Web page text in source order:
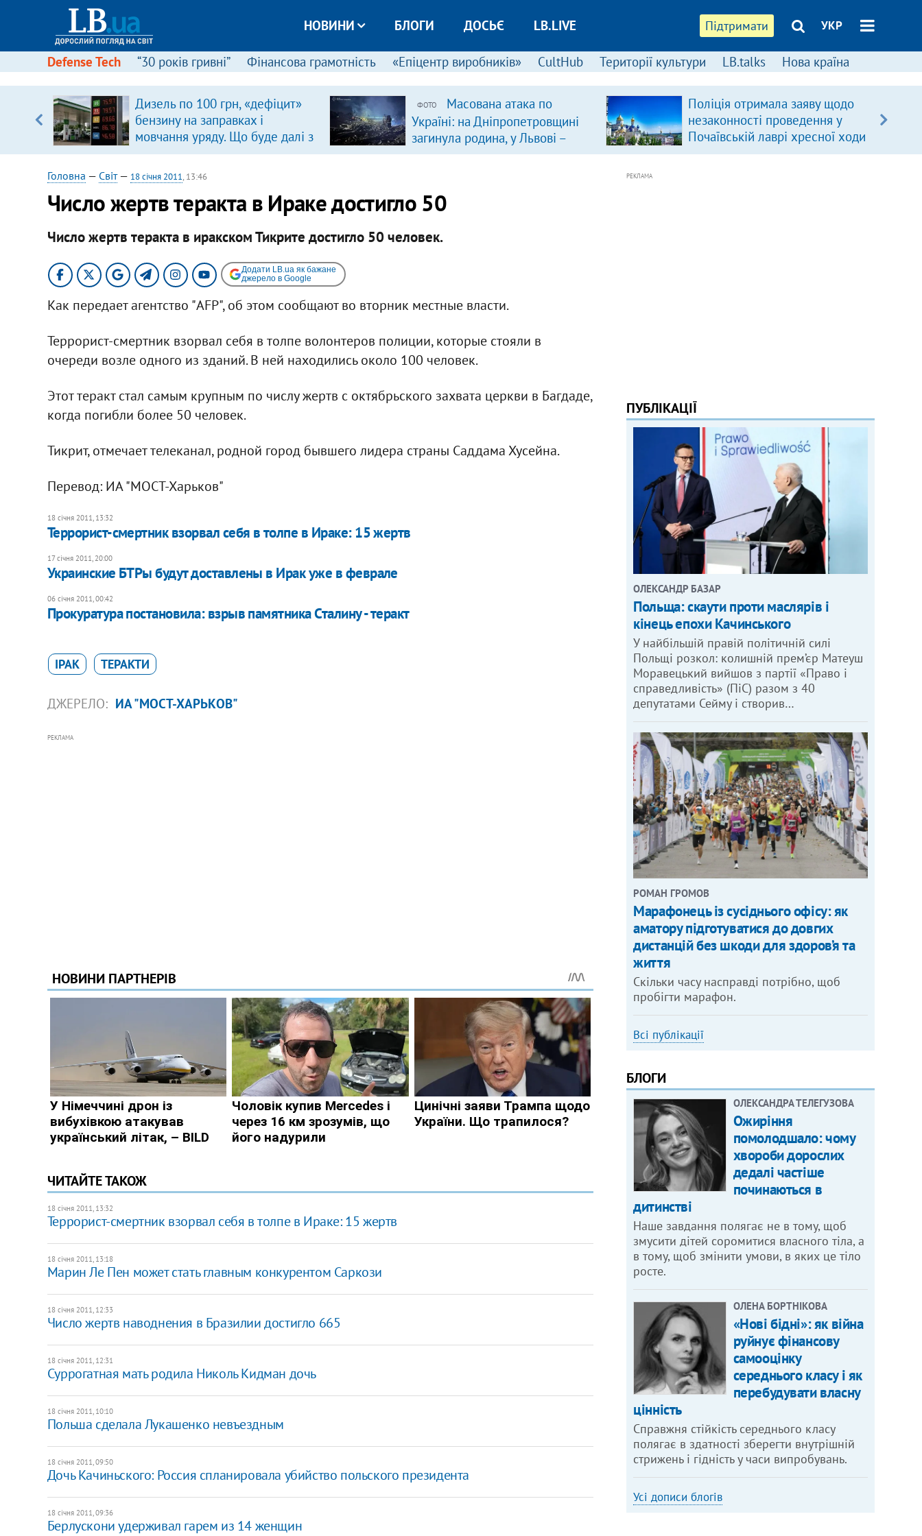
Підтримати УКР
НОВИНИ БЛОГИ ДОСЬЄ LB.LIVE
Defense Tech “30 років гривні” Фінансова грамотність «Епіцентр виробників» CultHub Території культури LB.talks Нова країна
Дизель по 100 грн, «дефіцит»
бензину на заправках і
мовчання уряду. Що буде далі з
цінами на пальне?
ФОТО
Масована атака по
Україні: на Дніпропетровщині
загинула родина, у Львові –
удар по багатоповерхівках
Поліція отримала заяву щодо
незаконності проведення у
Почаївській лаврі хресної ходи
Головна — Світ— 18 січня 2011, 13:46
Число жертв теракта в Ираке достигло 50
Число жертв теракта в иракском Тикрите достигло 50 человек.​
Додати LB.ua як бажане
джерело в Google
Как передает агентство "AFP", об этом сообщают во вторник местные власти.
Террорист-смертник взорвал себя в толпе волонтеров полиции, которые стояли в
очереди возле одного из зданий. В ней находились около 100 человек.
Этот теракт стал самым крупным по числу жертв с октябрьского захвата церкви в Багдаде,
когда погибли более 50 человек.
Тикрит, отмечает телеканал, родной город бывшего лидера страны Саддама Хусейна.
Перевод: ИА "МОСТ-Харьков"
18 січня 2011, 13:32
Террорист-смертник взорвал себя в толпе в Ираке: 15 жертв
17 січня 2011, 20:00
Украинские БТРы будут доставлены в Ирак уже в феврале
06 січня 2011, 00:42
Прокуратура постановила: взрыв памятника Сталину - теракт
ІРАК ТЕРАКТИ
ДЖЕРЕЛО: ИА "МОСТ-ХАРЬКОВ"
РЕКЛАМА
ЧИТАЙТЕ ТАКОЖ
18 січня 2011, 13:32
Террорист-смертник взорвал себя в толпе в Ираке: 15 жертв
18 січня 2011, 13:18
Марин Ле Пен может стать главным конкурентом Саркози
18 січня 2011, 12:33
Число жертв наводнения в Бразилии достигло 665
18 січня 2011, 12:31
Суррогатная мать родила Николь Кидман дочь
18 січня 2011, 10:10
Польша сделала Лукашенко невъездным
18 січня 2011, 09:50
Дочь Качиньского: Россия спланировала убийство польского президента
18 січня 2011, 09:36
Берлускони удерживал гарем из 14 женщин
РЕКЛАМА
ПУБЛІКАЦІЇ
ОЛЕКСАНДР БАЗАР
Польща: скаути проти маслярів і
кінець епохи Качинського
У найбільшій правій політичній силі
Польщі розкол: колишній прем’єр Матеуш
Моравецький вийшов з партії «Право і
справедливість» (ПіС) разом з 40
депутатами Сейму і створив…
РОМАН ГРОМОВ
Марафонець із сусіднього офісу: як
аматору підготуватися до довгих
дистанцій без шкоди для здоров’я та
життя
Скільки часу насправді потрібно, щоб
пробігти марафон.
Всі публікації
БЛОГИ
ОЛЕКСАНДРА ТЕЛЕГУЗОВА
Ожиріння
помолодшало: чому
хвороби дорослих
дедалі частіше
починаються в
дитинстві
Наше завдання полягає не в тому, щоб
змусити дітей соромитися власного тіла, а
в тому, щоб змінити умови, в яких це тіло
росте.
ОЛЕНА БОРТНІКОВА
«Нові бідні»: як війна
руйнує фінансову
самооцінку
середнього класу і як
перебудувати власну
цінність
Справжня стійкість середнього класу
полягає в здатності зберегти внутрішній
стрижень і гідність у часи випробувань.
Усі дописи блогів